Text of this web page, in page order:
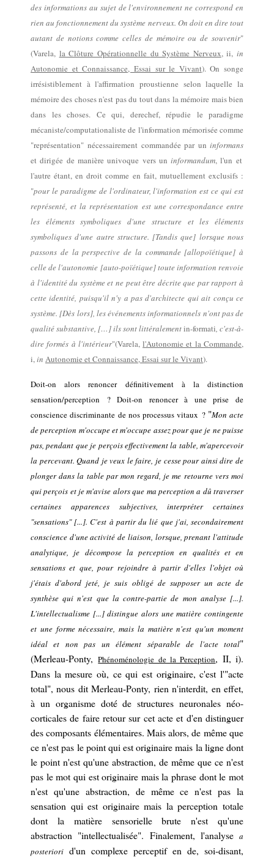
des informations au sujet de l'environnement ne correspond en
rien au fonctionnement du système nerveux. On doit en dire tout
autant de notions comme celles de mémoire ou de souvenir"
(Varela, la Clôture Opérationnelle du Système Nerveux,ii, in
Autonomie et Connaissance, Essai sur le Vivant). On songe
irrésistiblement à l'affirmation proustienne selon laquelle la
mémoire des choses n'est pasdu toutdans la mémoire maisbien
dans les choses. Ce qui, derechef, répudie le paradigme
mécaniste/computationaliste de l'information mémorisée comme
"représentation"nécessairement commandée par uninformans
et dirigée de manière univoque vers uninformandum,l'un et
l'autre étant,en droit comme en fait, mutuellement exclusifs :
"pour le paradigme de l'ordinateur, l'information est ce qui est
représenté, et la représentation est une correspondance entre
les éléments symboliques d'une structure et les éléments
symboliques d'une autre structure. [Tandis que] lorsque nous
passons de la perspective de la commande[allopoïétique] à
celle de l'autonomie [auto-poïétique] toute information renvoie
à l'identité du système et ne peut être décrite que par rapport à
cette identité, puisqu'il n'y a pas d'architecte qui ait conçu ce
système.[Dès lors], les événements informationnels n'ont pas de
qualité substantive, […] ils sont littéralementin-formati, c'est-à-
dire formés à l'intérieur"(Varela,l'Autonomie et la Commande,
i,in Autonomie et Connaissance, Essai sur le Vivant).
Doit-on alorsrenoncer définitivement à la distinction
sensation/perception ?Doit-on renoncer à une prise de
conscience discriminante de nos processus vitaux ? "Mon acte
de perception m'occupe et m'occupe assez pour que je ne puisse
pas, pendant que je perçois effectivement la table, m'apercevoir
la percevant. Quand je veux le faire, je cesse pour ainsi dire de
plonger dans la table par mon regard, je me retourne vers moi
qui perçois et je m'avise alors que ma perception a dû traverser
certaines apparences subjectives, interpréter certaines
"sensations" [...]. C'est à partir du lié que j'ai, secondairement
conscience d'une activité de liaison, lorsque, prenant l'attitude
analytique, je décompose la perception en qualités et en
sensations et que, pour rejoindre à partir d'elles l'objet où
j'étais d'abord jeté, je suis obligé de supposer un acte de
synthèse qui n'est que la contre-partie de mon analyse [...].
L'intellectualisme [...] distingue alors une matière contingente
et une forme nécessaire, mais la matière n'est qu'un moment
idéal et non pas un élément séparable de l'acte total"
(Merleau-Ponty,Phénoménologie de la Perception, II, i).
Dans la mesure où, ce qui est originaire, c'est l'"acte
total", nous dit Merleau-Ponty, rienn'interdit, en effet,
à un organisme doté de structures neuronales néo-
corticalesde faire retour sur cet acte et d'en distinguer
des composants élémentaires. Mais alors, de même que
ce n'est pas le point qui est originaire mais la ligne dont
le point n'est qu'une abstraction, de même que ce n'est
pas le mot qui est originaire mais la phrase dont le mot
n'est qu'une abstraction, de même ce n'est pas la
sensation qui est originaire mais la perception totale
dont la matière sensorielle brute n'est qu'une
abstraction "intellectualisée". Finalement, l'analyse a
posteriori d'un complexe perceptif en de, soi-disant,